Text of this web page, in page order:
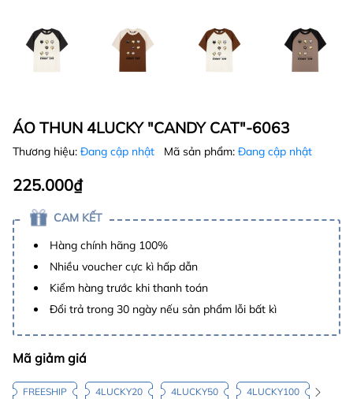
ÁO THUN 4LUCKY "CANDY CAT"-6063
Thương hiệu: Đang cập nhật Mã sản phẩm: Đang cập nhật
225.000₫
CAM KẾT
Hàng chính hãng 100%
Nhiều voucher cực kì hấp dẫn
Kiểm hàng trước khi thanh toán
Đổi trả trong 30 ngày nếu sản phẩm lỗi bất kì
Mã giảm giá
FREESHIP 4LUCKY20 4LUCKY50 4LUCKY100